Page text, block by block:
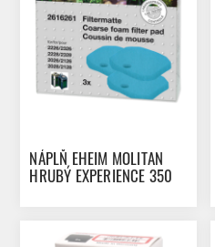
NÁPLŇ EHEIM MOLITAN
HRUBÝ EXPERIENCE 350